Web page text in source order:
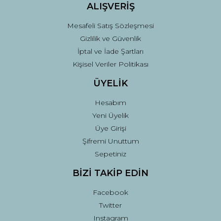
ALIŞVERİŞ
Mesafeli Satış Sözleşmesi
Gizlilik ve Güvenlik
İptal ve İade Şartları
Kişisel Veriler Politikası
ÜYELİK
Hesabım
Yeni Üyelik
Üye Girişi
Şifremi Unuttum
Sepetiniz
BİZİ TAKİP EDİN
Facebook
Twitter
Instagram